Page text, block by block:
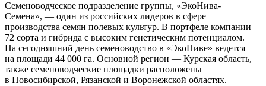
Семеноводческое подразделение группы, «ЭкоНива-
Семена», — один из российских лидеров в сфере
производства семян полевых культур. В портфеле компании
72 сорта и гибрида с высоким генетическим потенциалом.
На сегодняшний день семеноводство в «ЭкоНиве» ведется
на площади 44 000 га. Основной регион — Курская область,
также семеноводческие площадки расположены
в Новосибирской, Рязанской и Воронежской областях.